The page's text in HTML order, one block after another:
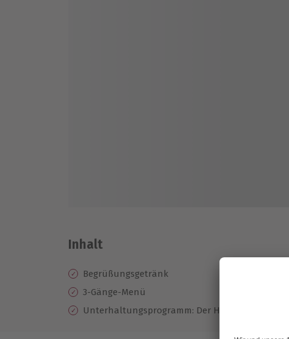
Inhalt
Begrüßungsgetränk
3-Gänge-Menü
Unterhaltungsprogramm: Der Heinz Erhardt